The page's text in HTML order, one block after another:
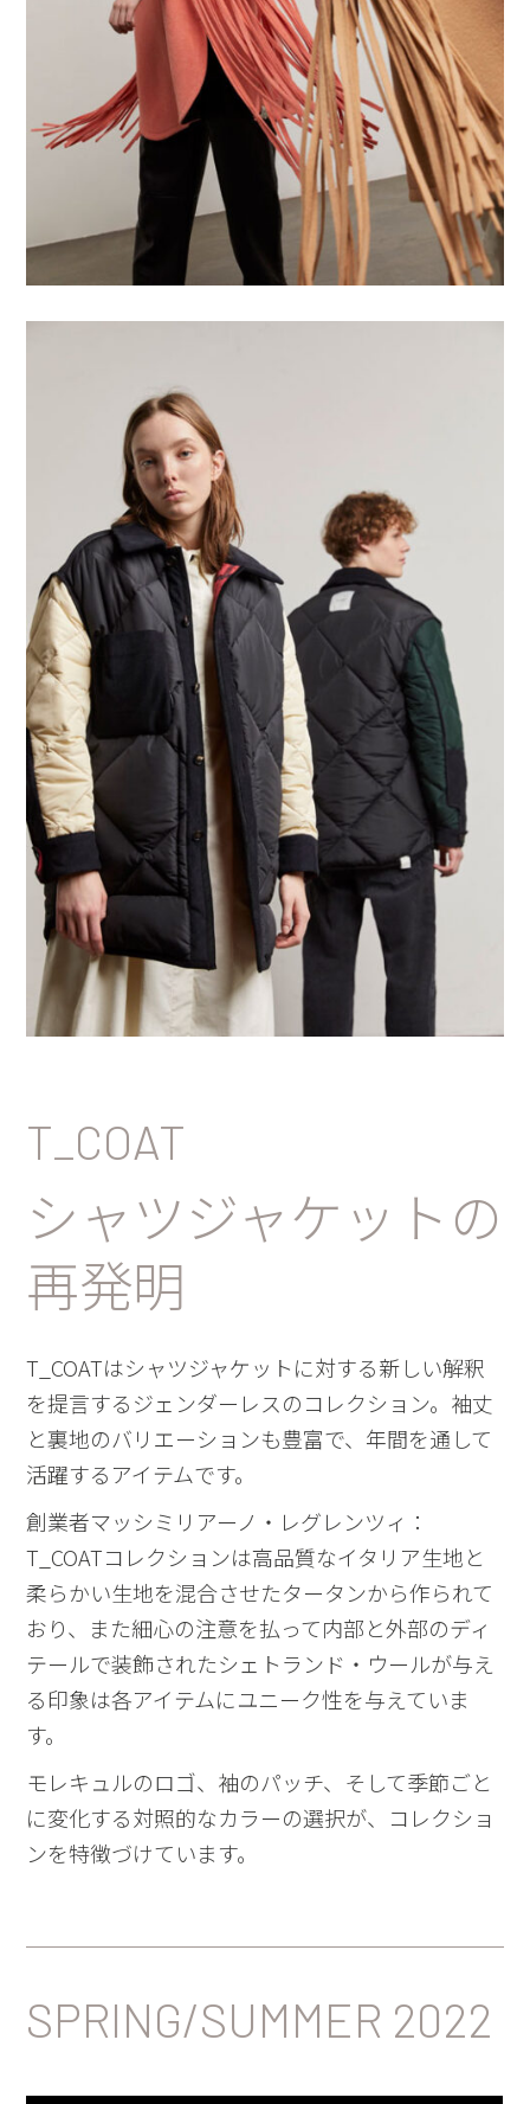
T_COAT
シャツジャケットの
再発明
T_COATはシャツジャケットに対する新しい解釈
を提言するジェンダーレスのコレクション。袖丈
と裏地のバリエーションも豊富で、年間を通して
活躍するアイテムです。
創業者マッシミリアーノ・レグレンツィ：
T_COATコレクションは高品質なイタリア生地と
柔らかい生地を混合させたタータンから作られて
おり、また細心の注意を払って内部と外部のディ
テールで装飾されたシェトランド・ウールが与え
る印象は各アイテムにユニーク性を与えていま
す。
モレキュルのロゴ、袖のパッチ、そして季節ごと
に変化する対照的なカラーの選択が、コレクショ
ンを特徴づけています。
SPRING/SUMMER 2022